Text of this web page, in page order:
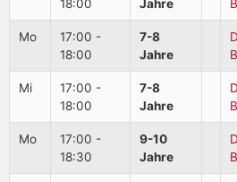
18:00
Jahre
Mo
17:00 -
18:00
7-8
Jahre
Mi
17:00 -
18:00
7-8
Jahre
Mo
17:00 -
18:30
9-10
Jahre